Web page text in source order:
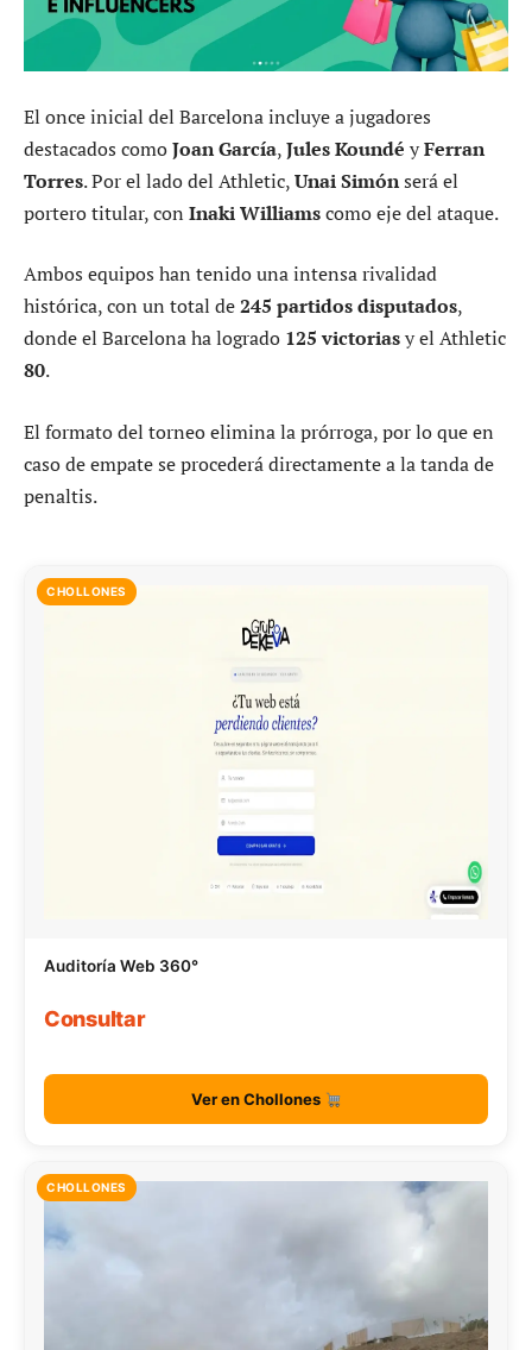
El once inicial del Barcelona incluye a jugadores
destacados comoJoan García,Jules Koundé yFerran
Torres. Por el lado del Athletic,Unai Simónserá el
portero titular, con Inaki Williamscomo eje del ataque.
Ambos equipos han tenido una intensa rivalidad
histórica, con un total de245 partidos disputados,
donde el Barcelona ha logrado 125 victoriasy el Athletic
80.
El formato del torneo elimina la prórroga, por lo que en
caso de empate se procederá directamente a la tanda de
penaltis.
CHOLLONES
Auditoría Web 360°
Consultar
Ver en Chollones
CHOLLONES